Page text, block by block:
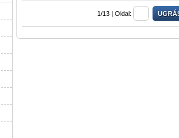
1/13 | Oldal: